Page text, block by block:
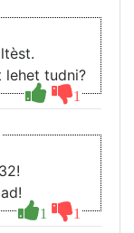
1
lehet tudni?
1 1